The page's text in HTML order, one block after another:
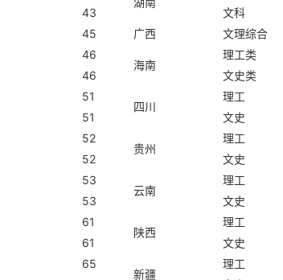
43
文科
45
广西 文理综合
46
海南
理工类
46
文史类
51
四川
理工
51
文史
52
贵州
理工
52
文史
53
云南
理工
53
文史
61
陕西
理工
61
文史
65
新疆
理工